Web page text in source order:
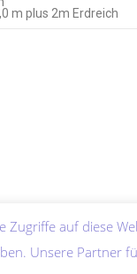
m plus 2m Erdreich
auf diese
Unsere Partner